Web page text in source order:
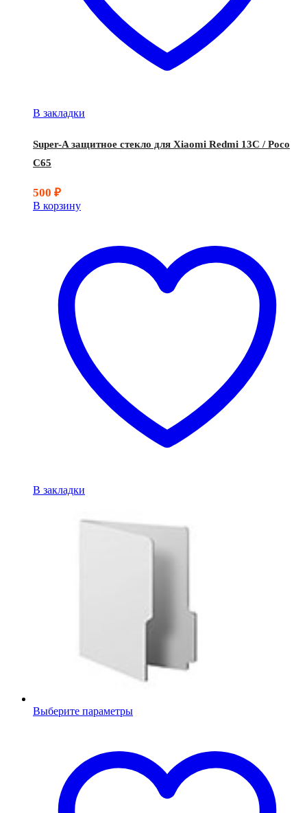
В закладки
Super-A защитное стекло для Xiaomi Redmi 13C / Poco
C65
500 ₽
В корзину
В закладки
Выберите параметры